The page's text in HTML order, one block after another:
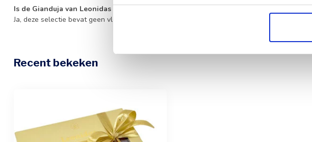
Is de Gianduja van Leonidas geschikt voor vegetariërs?
Ja, deze selectie bevat geen vleesproducten en past perfect binnen een vegetarisch
Recent bekeken